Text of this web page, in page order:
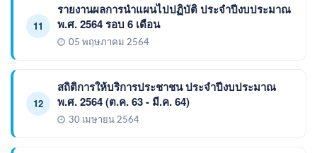
11
รายงานผลการนำแผนไปปฏิบัติ ประจำปีงบประมาณ
พ.ศ. 2564 รอบ 6 เดือน
05 พฤษภาคม 2564
12
สถิติการให้บริการประชาชน ประจำปีงบประมาณ
พ.ศ. 2564 (ต.ค. 63 - มี.ค. 64)
30 เมษายน 2564